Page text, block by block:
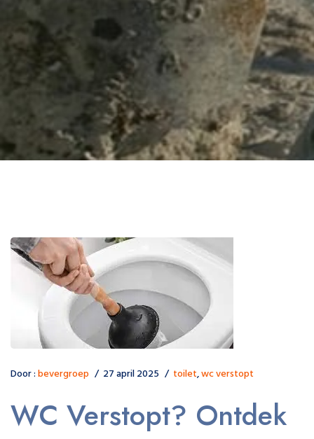
Door :bevergroep 27 april 2025 toilet,wc verstopt
WC Verstopt? Ontdek